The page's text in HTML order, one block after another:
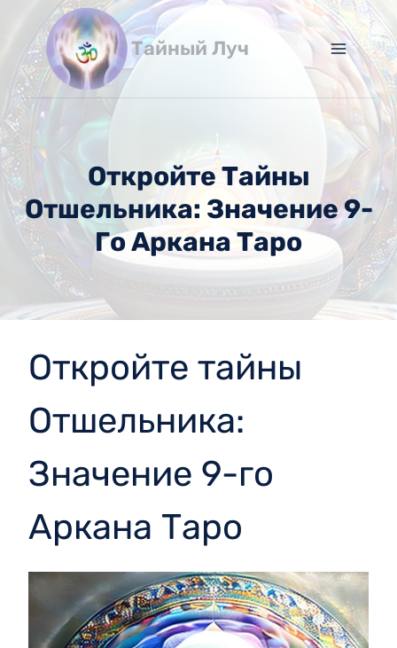
Перейти
содержимому
Тайный Луч
Откройте Тайны
Отшельника: Значение 9-
Го Аркана Таро
Откройте тайны
Отшельника:
Значение 9-го
Аркана Таро